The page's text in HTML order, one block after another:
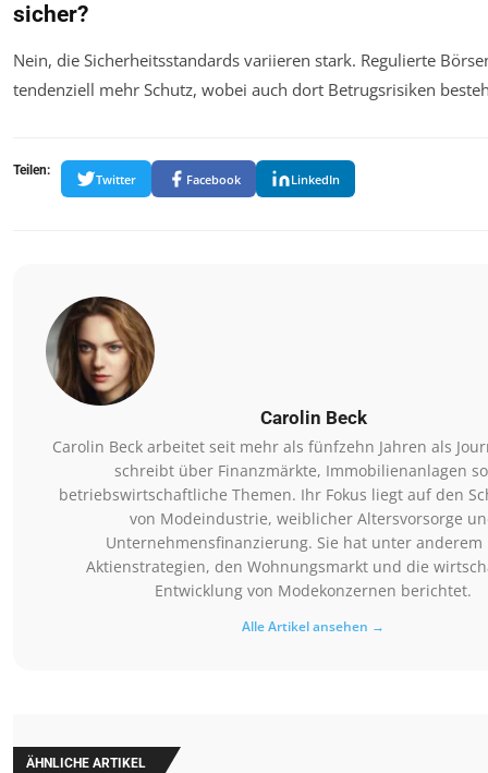
sicher?
Nein, die Sicherheitsstandards variieren stark. Regulierte
tendenziell mehr Schutz, wobei auch dort Betrugsrisiken
Teilen:
Twitter Facebook LinkedIn
Carolin Beck
Carolin Beck arbeitet seit mehr als fünfzehn Jahren als
schreibt über Finanzmärkte, Immobilienanlagen
betriebswirtschaftliche Themen. Ihr Fokus liegt auf den
von Modeindustrie, weiblicher Altersvorsorge
Unternehmensfinanzierung. Sie hat unter anderem
Aktienstrategien, den Wohnungsmarkt und die
Entwicklung von Modekonzernen berichtet.
Alle Artikel ansehen →
ÄHNLICHE ARTIKEL